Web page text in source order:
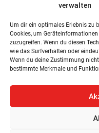
verwalten
Um dir ein optimales Erlebnis zu
Cookies, um
zuzugreifen. Wenn du diesen
wie das Surfverhalten oder
Wenn du deine Zustimmung
bestimmte Merkmale und
SPD-